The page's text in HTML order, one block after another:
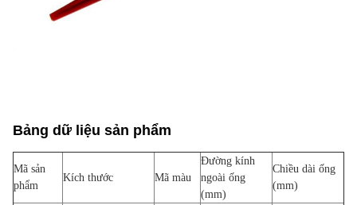
Bảng dữ liệu sản phẩm
Mã sản
phẩm
Kích thước Mã màu
Đường kính
ngoài ống
(mm)
Chiều dài ống
(mm)